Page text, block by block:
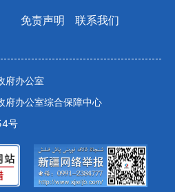
免责声明
联系我们
府办公室
府办公室综合保障中心
号